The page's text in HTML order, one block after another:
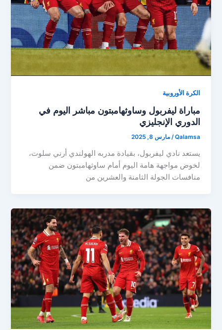
الكرة الأوروبية
مباراة ليفربول وساوثهامبتون مباشر اليوم في
الدوري الإنجليزي
Qalamsa
/مارس 8, 2025
يستعد نادي ليفربول، بقيادة مدربه الهولندي أرني سلوت،
لخوض مواجهة هامة اليوم أمام ساوثهامبتون ضمن
منافسات الجولة الثامنة والعشرين من